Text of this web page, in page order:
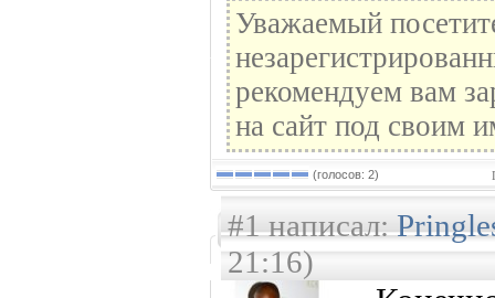
Уважаемый
рекомендуем вам
на сайт под своим
(голосов: 2)
#1 написал:
21:16)